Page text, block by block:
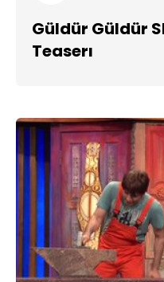
Güldür Güldür
Teaserı